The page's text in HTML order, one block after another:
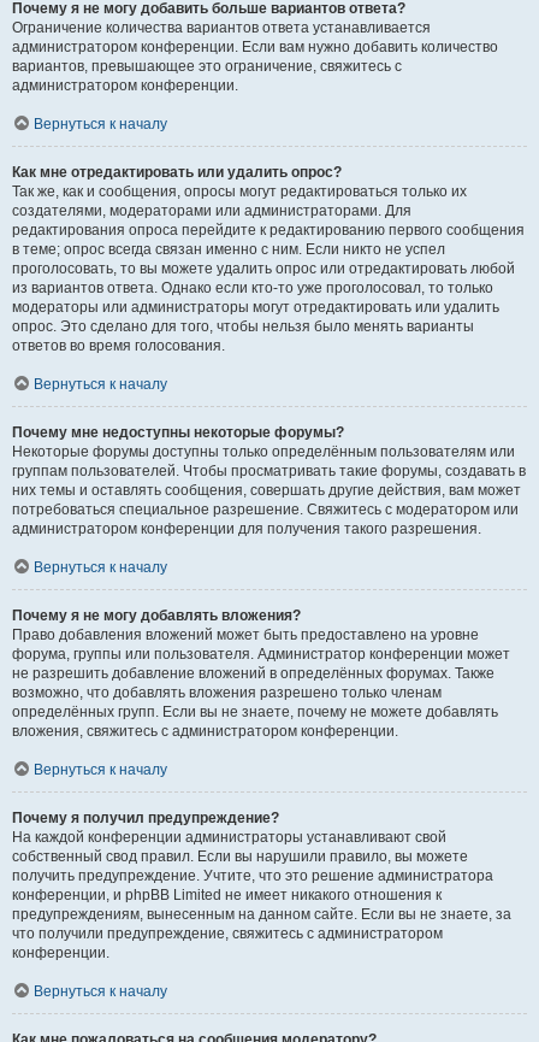
Почему я не могу добавить больше вариантов ответа?
Ограничение количества вариантов ответа устанавливается
администратором конференции. Если вам нужно добавить количество
вариантов, превышающее это ограничение, свяжитесь с
администратором конференции.
Вернуться к началу
Как мне отредактировать или удалить опрос?
Так же, как и сообщения, опросы могут редактироваться только их
создателями, модераторами или администраторами. Для
редактирования опроса перейдите к редактированию первого сообщения
в теме; опрос всегда связан именно с ним. Если никто не успел
проголосовать, то вы можете удалить опрос или отредактировать любой
из вариантов ответа. Однако если кто-то уже проголосовал, то только
модераторы или администраторы могут отредактировать или удалить
опрос. Это сделано для того, чтобы нельзя было менять варианты
ответов во время голосования.
Вернуться к началу
Почему мне недоступны некоторые форумы?
Некоторые форумы доступны только определённым пользователям или
группам пользователей. Чтобы просматривать такие форумы, создавать в
них темы и оставлять сообщения, совершать другие действия, вам может
потребоваться специальное разрешение. Свяжитесь с модератором или
администратором конференции для получения такого разрешения.
Вернуться к началу
Почему я не могу добавлять вложения?
Право добавления вложений может быть предоставлено на уровне
форума, группы или пользователя. Администратор конференции может
не разрешить добавление вложений в определённых форумах. Также
возможно, что добавлять вложения разрешено только членам
определённых групп. Если вы не знаете, почему не можете добавлять
вложения, свяжитесь с администратором конференции.
Вернуться к началу
Почему я получил предупреждение?
На каждой конференции администраторы устанавливают свой
собственный свод правил. Если вы нарушили правило, вы можете
получить предупреждение. Учтите, что это решение администратора
конференции, и phpBB Limited не имеет никакого отношения к
предупреждениям, вынесенным на данном сайте. Если вы не знаете, за
что получили предупреждение, свяжитесь с администратором
конференции.
Вернуться к началу